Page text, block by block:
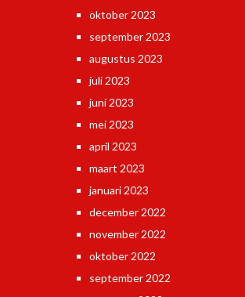
oktober 2023
september 2023
augustus 2023
juli 2023
juni 2023
mei 2023
april 2023
maart 2023
januari 2023
december 2022
november 2022
oktober 2022
september 2022